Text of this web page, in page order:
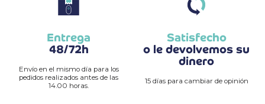
Entrega
48/72h
Envío en el mismo día para los
pedidos realizados antes de las
14.00 horas.
Satisfecho
o le devolvemos su
dinero
15 días para cambiar de opinión